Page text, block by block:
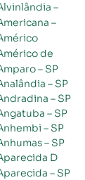
– SP
– SP
– SP
– SP
– SP
– SP
– SP